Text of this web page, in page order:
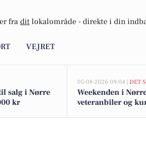
fra dit lokalområde - direkte i din
VEJRET
salg i Nørre
kr
05-08-2026 09:04 | DET
Weekenden i
veteranbiler og